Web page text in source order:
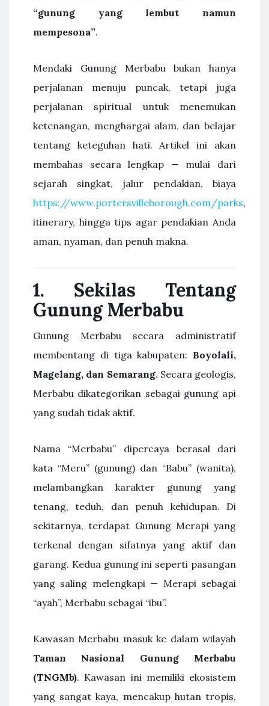
“gunung yang lembut namun
mempesona”.
Mendaki Gunung Merbabu bukan hanya
perjalanan menuju puncak, tetapi juga
perjalanan spiritual untuk menemukan
ketenangan, menghargai alam, dan belajar
tentang keteguhan hati. Artikel ini akan
membahas secara lengkap — mulai dari
sejarah singkat, jalur pendakian, biaya
https://www.portersvilleborough.com/parks,
itinerary, hingga tips agar pendakian Anda
aman, nyaman, dan penuh makna.
1. Sekilas Tentang
Gunung Merbabu
Gunung Merbabu secara administratif
membentang di tiga kabupaten: Boyolali,
Magelang, dan Semarang. Secara geologis,
Merbabu dikategorikan sebagai gunung api
yang sudah tidak aktif.
Nama “Merbabu” dipercaya berasal dari
kata “Meru” (gunung) dan “Babu” (wanita),
melambangkan karakter gunung yang
tenang, teduh, dan penuh kehidupan. Di
sekitarnya, terdapat Gunung Merapi yang
terkenal dengan sifatnya yang aktif dan
garang. Kedua gunung ini seperti pasangan
yang saling melengkapi — Merapi sebagai
“ayah”, Merbabu sebagai “ibu”.
Kawasan Merbabu masuk ke dalam wilayah
Taman Nasional Gunung Merbabu
(TNGMb). Kawasan ini memiliki ekosistem
yang sangat kaya, mencakup hutan tropis,